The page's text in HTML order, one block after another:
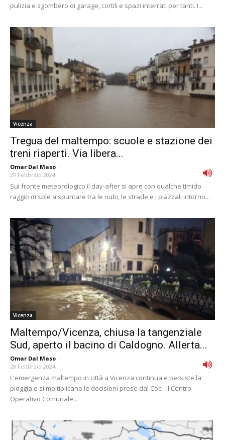
pulizia e sgombero di garage, cortili e spazi interrati per tanti. I...
Vicenza
Tregua del maltempo: scuole e stazione dei
treni riaperti. Via libera...
Omar Dal Maso -
29 Febbraio 2024
Sul fronte meteorologico il day-after si apre con qualche timido
raggio di sole a spuntare tra le nubi, le strade e i piazzali intorno...
Vicenza
Maltempo/Vicenza, chiusa la tangenziale
Sud, aperto il bacino di Caldogno. Allerta...
Omar Dal Maso -
28 Febbraio 2024
L'emergenza maltempo in città a Vicenza continua e persiste la
pioggia e si moltiplicano le decisioni prese dal Coc - il Centro
Operativo Comunale...